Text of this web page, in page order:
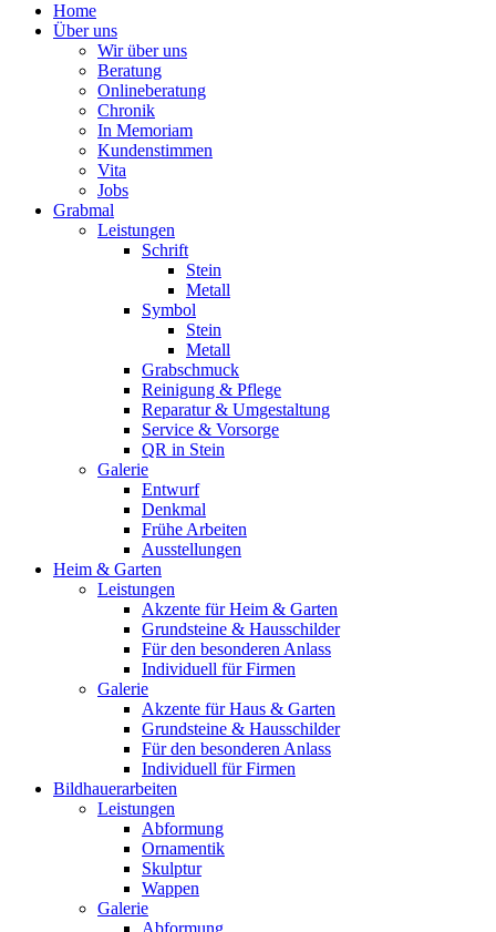
Home
Über uns
Wir über uns
Beratung
Onlineberatung
Chronik
In Memoriam
Kundenstimmen
Vita
Jobs
Grabmal
Leistungen
Schrift
Stein
Metall
Symbol
Stein
Metall
Grabschmuck
Reinigung & Pflege
Reparatur & Umgestaltung
Service & Vorsorge
QR in Stein
Galerie
Entwurf
Denkmal
Frühe Arbeiten
Ausstellungen
Heim & Garten
Leistungen
Akzente für Heim & Garten
Grundsteine & Hausschilder
Für den besonderen Anlass
Individuell für Firmen
Galerie
Akzente für Haus & Garten
Grundsteine & Hausschilder
Für den besonderen Anlass
Individuell für Firmen
Bildhauerarbeiten
Leistungen
Abformung
Ornamentik
Skulptur
Wappen
Galerie
Abformung